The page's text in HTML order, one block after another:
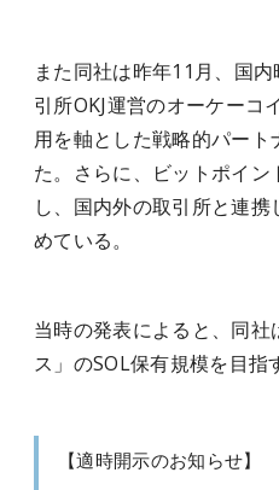
また同社は昨年11月、国
引所OKJ運営のオーケーコ
用を軸とした戦略的パー
た。さらに、ビットポイ
し、国内外の取引所と連
めている。
当時の発表によると、同社
ス」のSOL保有規模を目指
【適時開示のお知らせ】